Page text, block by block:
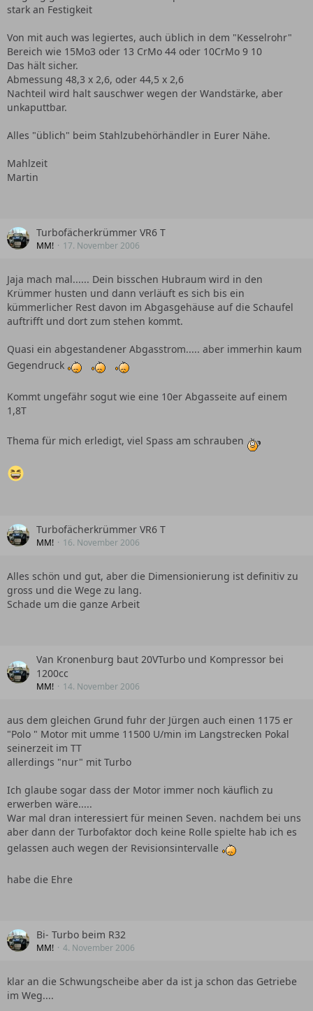
stark an Festigkeit
Von mit auch was legiertes, auch üblich in dem "Kesselrohr"
Bereich wie 15Mo3 oder 13 CrMo 44 oder 10CrMo 9 10
Das hält sicher.
Abmessung 48,3 x 2,6, oder 44,5 x 2,6
Nachteil wird halt sauschwer wegen der Wandstärke, aber
unkaputtbar.
Alles "üblich" beim Stahlzubehörhändler in Eurer Nähe.
Mahlzeit
Martin
Turbofächerkrümmer VR6 T
MM! 17. November 2006
Jaja mach mal...... Dein bisschen Hubraum wird in den
Krümmer husten und dann verläuft es sich bis ein
kümmerlicher Rest davon im Abgasgehäuse auf die Schaufel
auftrifft und dort zum stehen kommt.
Quasi ein abgestandener Abgasstrom..... aber immerhin kaum
Gegendruck
Kommt ungefähr sogut wie eine 10er Abgasseite auf einem
1,8T
Thema für mich erledigt, viel Spass am schrauben
Turbofächerkrümmer VR6 T
MM! 16. November 2006
Alles schön und gut, aber die Dimensionierung ist definitiv zu
gross und die Wege zu lang.
Schade um die ganze Arbeit
Van Kronenburg baut 20VTurbo und Kompressor bei
1200cc
MM! 14. November 2006
aus dem gleichen Grund fuhr der Jürgen auch einen 1175 er
"Polo " Motor mit umme 11500 U/min im Langstrecken Pokal
seinerzeit im TT
allerdings "nur" mit Turbo
Ich glaube sogar dass der Motor immer noch käuflich zu
erwerben wäre.....
War mal dran interessiert für meinen Seven. nachdem bei uns
aber dann der Turbofaktor doch keine Rolle spielte hab ich es
gelassen auch wegen der Revisionsintervalle
habe die Ehre
Bi- Turbo beim R32
MM! 4. November 2006
klar an die Schwungscheibe aber da ist ja schon das Getriebe
im Weg....